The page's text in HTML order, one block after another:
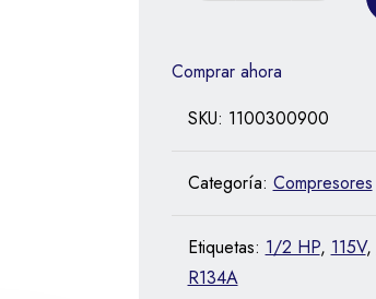
Comprar ahora
SKU: 1100300900
Categoría: Compresores
Etiquetas: 1/2 HP, 115V,
R134A